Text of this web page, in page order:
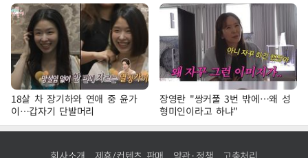
18살 차 장기하와 연애 중 윤가
이…갑자기 단발머리
장영란 "쌍커풀 3번 밖에…왜 성
형미인이라고 하냐"